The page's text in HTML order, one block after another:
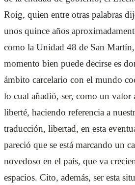
Roig, quien entre otras palabras
unos quince años
como la Unidad 48 de San
momento bien puede decirse es
ámbito carcelario con el mundo
lo cual añadió, ser, como un valor
liberté, haciendo referencia a
traducción, libertad, en esta
pareció que se está marcando un
novedoso en el país, que va
espacios. Cito, además, ser esta